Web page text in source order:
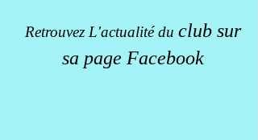
Retrouvez L'actualité du club sur
sa page Facebook